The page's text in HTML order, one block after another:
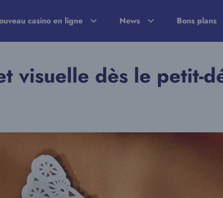
casino en ligne News Bons plans
visuelle dès le petit-